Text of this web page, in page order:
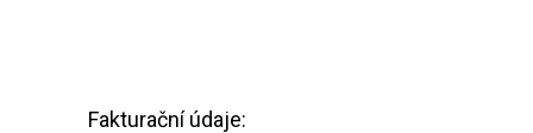
Fakturační údaje: